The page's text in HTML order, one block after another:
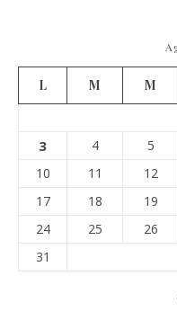
L M M
3 4 5
10
11 12
17
18 19
24
25 26
31